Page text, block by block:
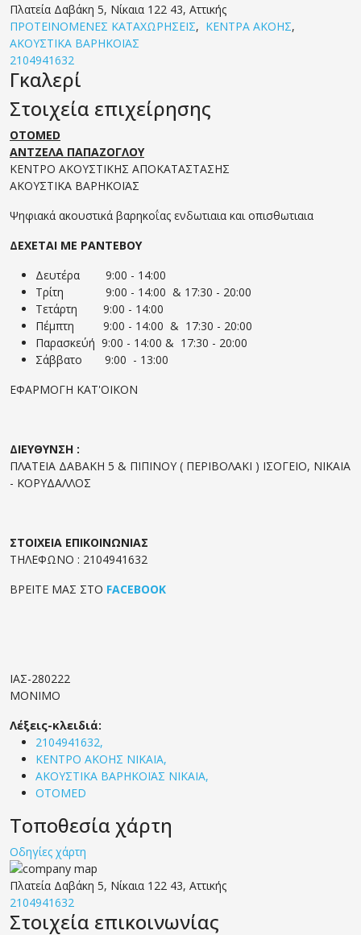
Πλατεία Δαβάκη 5, Νίκαια 122 43, Αττικής
ΠΡΟΤΕΙΝΟΜΕΝΕΣ ΚΑΤΑΧΩΡΗΣΕΙΣ, ΚΕΝΤΡΑ ΑΚΟΗΣ,
ΑΚΟΥΣΤΙΚΑ ΒΑΡΗΚΟΪΑΣ
2104941632
Γκαλερί
Στοιχεία επιχείρησης
OTOMED
ΑΝΤΖΕΛΑ ΠΑΠΑΖΟΓΛΟΥ
ΚΕΝΤΡΟ ΑΚΟΥΣΤΙΚΗΣ ΑΠΟΚΑΤΑΣΤΑΣΗΣ
ΑΚΟΥΣΤΙΚΑ ΒΑΡΗΚΟΪΑΣ
Ψηφιακά ακουστικά βαρηκοΐας ενδωτιαια και οπισθωτιαια
ΔΕΧΕΤΑΙ ΜΕ ΡΑΝΤΕΒΟΥ
Δευτέρα 9:00 - 14:00
Τρίτη 9:00 - 14:00 & 17:30 - 20:00
Τετάρτη 9:00 - 14:00
Πέμπτη 9:00 - 14:00 & 17:30 - 20:00
Παρασκεύή 9:00 - 14:00 & 17:30 - 20:00
Σάββατο 9:00 - 13:00
ΕΦΑΡΜΟΓΗ ΚΑΤ'ΟΙΚΟΝ
ΔΙΕΥΘΥΝΣΗ :
ΠΛΑΤΕΙΑ ΔΑΒΑΚΗ 5 & ΠΙΠΙΝΟΥ ( ΠΕΡΙΒΟΛΑΚΙ ) ΙΣΟΓΕΙΟ, ΝΙΚΑΙΑ
- ΚΟΡΥΔΑΛΛΟΣ
ΣΤΟΙΧΕΙΑ ΕΠΙΚΟΙΝΩΝΙΑΣ
ΤΗΛΕΦΩΝΟ : 2104941632
ΒΡΕΙΤΕ ΜΑΣ ΣΤΟ FACEBOOK
ΙΑΣ-280222
ΜΟΝΙΜΟ
Λέξεις-κλειδιά:
2104941632,
ΚΕΝΤΡΟ ΑΚΟΗΣ ΝΙΚΑΙΑ,
ΑΚΟΥΣΤΙΚΑ ΒΑΡΗΚΟΪΑΣ ΝΙΚΑΙΑ,
OTOMED
Τοποθεσία χάρτη
Οδηγίες χάρτη
Πλατεία Δαβάκη 5, Νίκαια 122 43, Αττικής
2104941632
Στοιχεία επικοινωνίας